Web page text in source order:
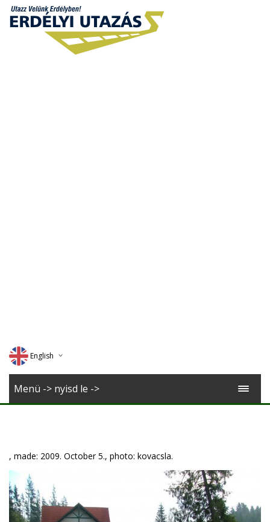
English
Deutsch
Menü -> nyisd le ->
, made: 2009. October 5., photo: kovacsla.